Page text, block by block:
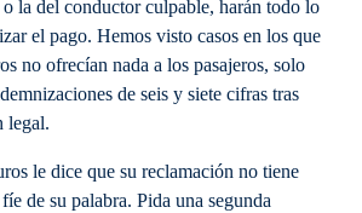
la del conductor culpable, harán todo lo
el pago. Hemos visto casos en los que
no ofrecían nada a los pasajeros, solo
de seis y siete cifras tras
legal.
le dice que su reclamación no tiene
de su palabra. Pida una segunda